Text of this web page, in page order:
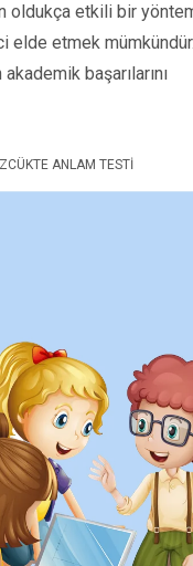
oldukça etkili bir
elde etmek
başarılarını
ANLAM TESTI